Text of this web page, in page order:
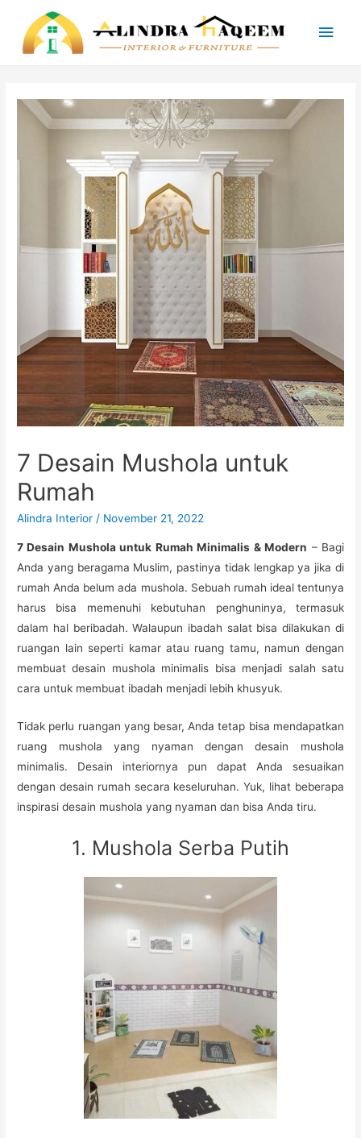
Main
7 Desain Mushola untuk
Rumah
Alindra Interior / November 21, 2022
7 Desain Mushola untuk Rumah Minimalis & Modern – Bagi
Anda yang beragama Muslim, pastinya tidak lengkap ya jika di
rumah Anda belum ada mushola. Sebuah rumah ideal tentunya
harus bisa memenuhi kebutuhan penghuninya, termasuk
dalam hal beribadah. Walaupun ibadah salat bisa dilakukan di
ruangan lain seperti kamar atau ruang tamu, namun dengan
membuat desain mushola minimalis bisa menjadi salah satu
cara untuk membuat ibadah menjadi lebih khusyuk.
Tidak perlu ruangan yang besar, Anda tetap bisa mendapatkan
ruang mushola yang nyaman dengan desain mushola
minimalis. Desain interiornya pun dapat Anda sesuaikan
dengan desain rumah secara keseluruhan. Yuk, lihat beberapa
inspirasi desain mushola yang nyaman dan bisa Anda tiru.
1. Mushola Serba Putih